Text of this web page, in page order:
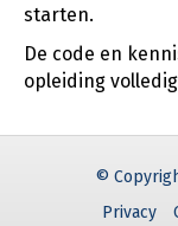
starten.
De code en
opleiding
©
Privacy